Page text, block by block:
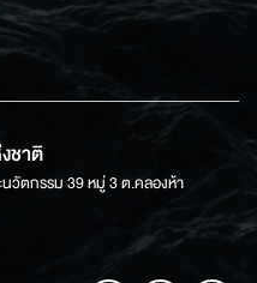
ชาติ
วัตกรรม 39 หมู่ 3 ต.คลองห้า